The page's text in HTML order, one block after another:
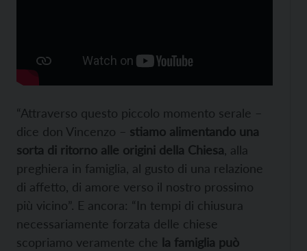
“Attraverso questo piccolo momento serale –
dice don Vincenzo – stiamo alimentando una
sorta di ritorno alle origini della Chiesa , alla
preghiera in famiglia, al gusto di una relazione
di affetto, di amore verso il nostro prossimo
più vicino”. E ancora: “In tempi di chiusura
necessariamente forzata delle chiese
scopriamo veramente che la famiglia può